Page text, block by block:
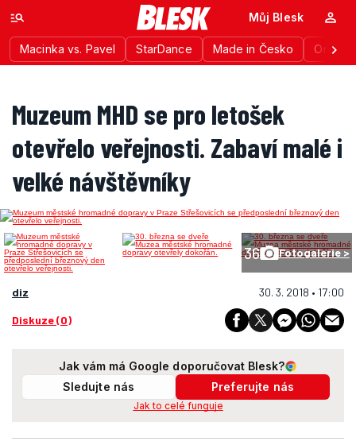
Macinka vs. Pavel StarDance Made in Česko
Můj Blesk
Muzeum MHD se pro letošek
otevřelo veřejnosti. Zabaví malé i
velké návštěvníky
36 Fotogalerie >
diz 30. 3. 2018 • 17:00
Diskuze (0)
Jak vám má Google doporučovat Blesk?
Sledujte nás
Preferujte nás
Jak to celé funguje